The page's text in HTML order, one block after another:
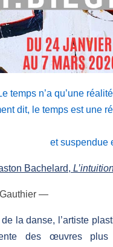
temps n’a qu’une
dit, le temps est une
et suspendue
Bachelard,
—
la danse, l’artiste
des œuvres plus